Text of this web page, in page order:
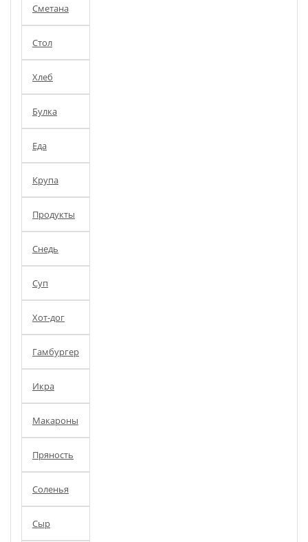
Сметана
Стол
Хлеб
Булка
Еда
Крупа
Продукты
Снедь
Суп
Хот-дог
Гамбургер
Икра
Макароны
Пряность
Соленья
Сыр